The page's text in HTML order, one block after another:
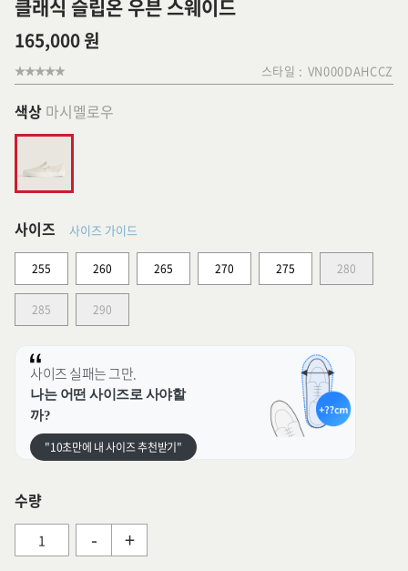
클래식 슬립온 우븐 스웨이드
165,000 원
스타일 : VN000DAHCCZ
색상 마시멜로우
사이즈 사이즈 가이드
255 260 265 270 275 280
285 290
사이즈 실패는 그만.
나는 어떤 사이즈로 사야할
까?
"10초만에 내 사이즈 추천받기"
수량
- +